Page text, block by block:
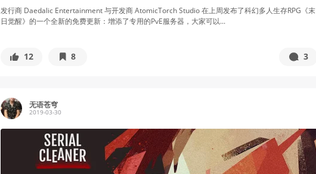
发行商 Daedalic Entertainment 与开发商 AtomicTorch Studio 在上周发布了科幻多人生存RPG《末
日觉醒》的一个全新的免费更新：增添了专用的PvE服务器，大家可以...
12 8 3
无语苍穹
2019-03-30